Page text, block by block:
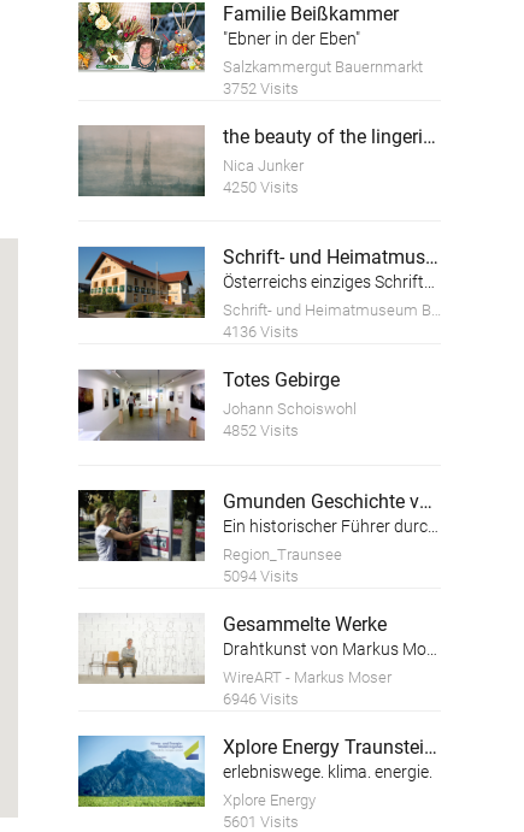
Familie Beißkammer
"Ebner in der Eben"
Salzkammergut Bauernmarkt
3752 Visits
the beauty of the lingering time
Nica Junker
4250 Visits
Schrift- und Heimatmuseum Bartlhaus
Österreichs einziges Schriftmuseum
Schrift- und Heimatmuseum Bartlhaus
4136 Visits
Totes Gebirge
Johann Schoiswohl
4852 Visits
Gmunden Geschichte von der Geschichte
Region_Traunsee
5094 Visits
Gesammelte Werke
WireART - Markus Moser
6946 Visits
Xplore Energy Traunsteinregion
erlebniswege. klima. energie.
Xplore Energy
5601 Visits